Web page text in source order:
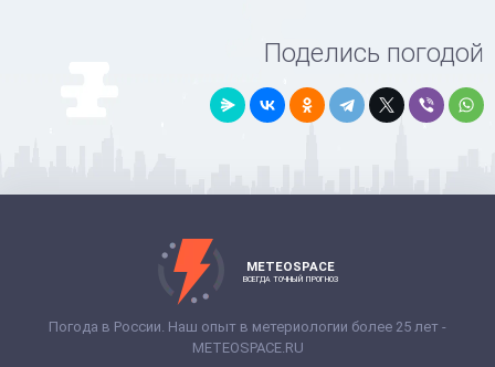
Поделись погодой
METEOSPACE
ВСЕГДА ТОЧНЫЙ ПРОГНОЗ
Погода в России. Наш опыт в метериологии более 25 лет -
METEOSPACE.RU